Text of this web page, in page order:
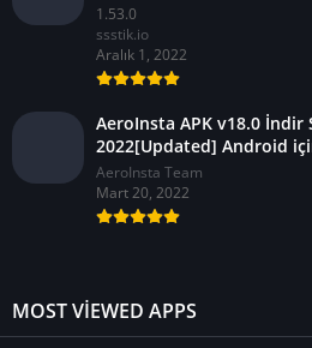
1.53.0
ssstik.io
Aralık 1, 2022
AeroInsta APK v18.0 İndir
2022[Updated] Android
AeroInsta Team
Mart 20, 2022
MOST VIEWED APPS